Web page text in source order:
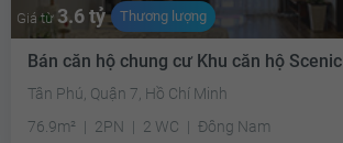
Giá từ 3.6 tỷ Thương lượng
Bán căn hộ chung cư Khu căn hộ
Tân Phú, Quận 7, Hồ Chí Minh
76.9m²
2PN 2 WC Đông Nam